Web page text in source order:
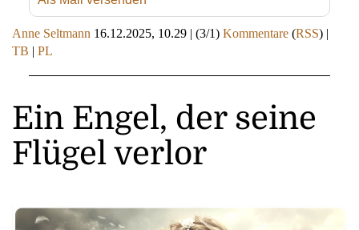
Anne Seltmann 16.12.2025, 10.29 | (3/1) Kommentare (RSS) |
TB | PL
Ein Engel, der seine
Flügel verlor